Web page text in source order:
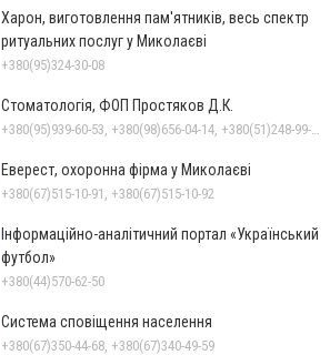
Харон, виготовлення пам'ятників, весь спектр
ритуальних послуг у Миколаєві
+380(95)324-30-08
Стоматологія, ФОП Простяков Д.К.
Еверест, охоронна фірма у Миколаєві
+380(67)515-10-91, +380(67)515-10-92
Інформаційно-аналітичний портал «Український
футбол»
+380(44)570-62-50
Система сповіщення населення
+380(67)350-44-68, +380(67)340-49-59